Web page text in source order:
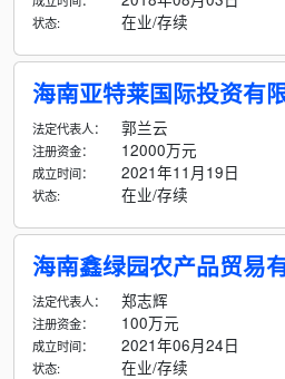
状态: 在业/存续
海南亚特莱国际投资有
法定代表人： 郭兰云
注册资金： 12000万元
成立时间： 2021年11月19日
状态: 在业/存续
海南鑫绿园农产品贸易
法定代表人： 郑志辉
注册资金： 100万元
成立时间： 2021年06月24日
状态: 在业/存续